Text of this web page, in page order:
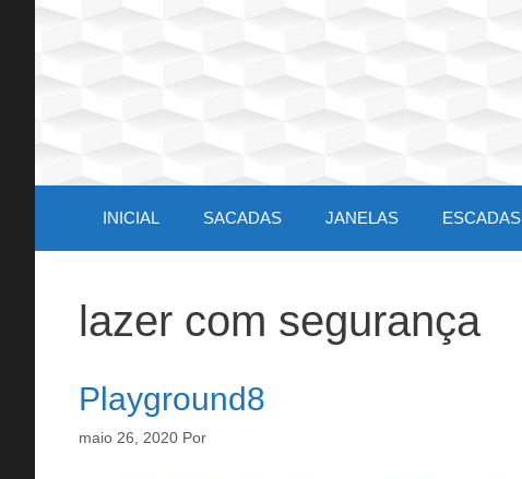
INICIAL SACADAS JANELAS ESCADAS
lazer com segurança
Playground8
maio 26, 2020 Por